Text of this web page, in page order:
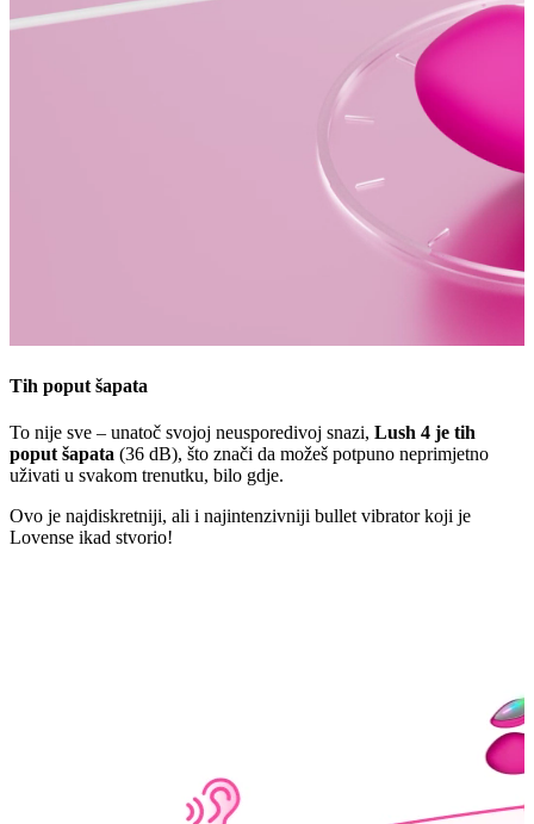
Tih poput šapata
To nije sve – unatoč svojoj neusporedivoj snazi, Lush 4 je tih
poput šapata (36 dB), što znači da možeš potpuno neprimjetno
uživati u svakom trenutku, bilo gdje.
Ovo je najdiskretniji, ali i najintenzivniji bullet vibrator koji je
Lovense ikad stvorio!